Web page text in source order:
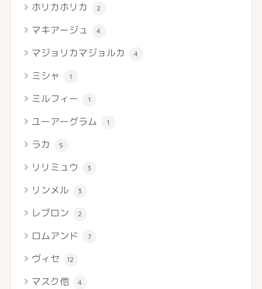
ホリカホリカ 2
マキアージュ 4
マジョリカマジョルカ 4
ミシャ 1
ミルフィー 1
ユーアーグラム 1
ラカ 5
リリミュウ 3
リンメル 3
レブロン 2
ロムアンド 7
ヴィセ 12
マスク他 4